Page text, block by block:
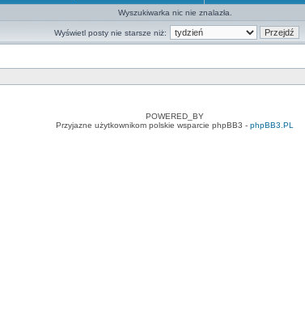
Wyszukiwarka nic nie znalazła.
Wyświetl posty nie starsze niż:
POWERED_BY
Przyjazne użytkownikom polskie wsparcie phpBB3 - phpBB3.PL